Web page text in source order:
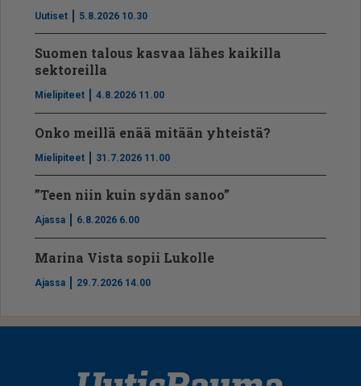
Uutiset 5.8.2026 10.30
Suomen talous kasvaa lähes kaikilla
sektoreilla
Mielipiteet 4.8.2026 11.00
Onko meillä enää mitään yhteistä?
Mielipiteet 31.7.2026 11.00
”Teen niin kuin sydän sanoo”
Ajassa 6.8.2026 6.00
Marina Vista sopii Lukolle
Ajassa 29.7.2026 14.00